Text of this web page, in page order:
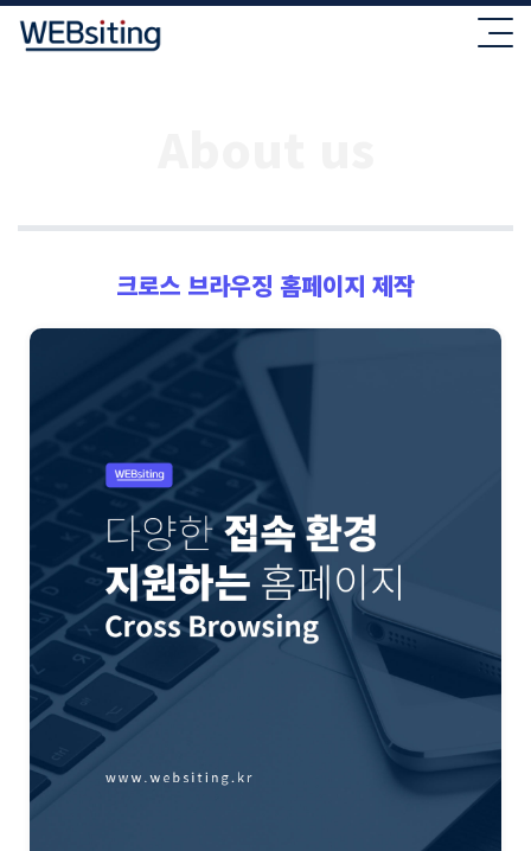
크로스 브라우징 홈페이지 제작